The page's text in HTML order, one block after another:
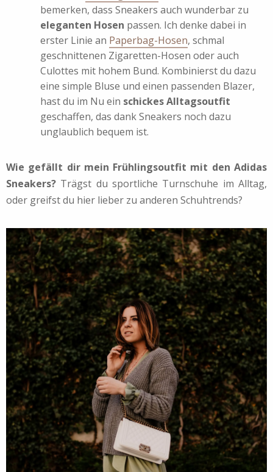
bemerken, dass Sneakers auch wunderbar zu
eleganten Hosen passen. Ich denke dabei in
erster Linie an Paperbag-Hosen, schmal
geschnittenen Zigaretten-Hosen oder auch
Culottes mit hohem Bund. Kombinierst du dazu
eine simple Bluse und einen passenden Blazer,
hast du im Nu ein schickes Alltagsoutfit
geschaffen, das dank Sneakers noch dazu
unglaublich bequem ist.
Wie gefällt dir mein Frühlingsoutfit mit den Adidas
Sneakers? Trägst du sportliche Turnschuhe im Alltag,
oder greifst du hier lieber zu anderen Schuhtrends?